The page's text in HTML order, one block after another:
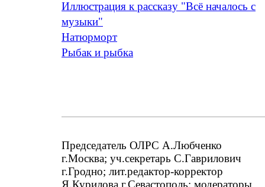
Иллюстрация к рассказу "Всё началось с
музыки"
Натюрморт
Рыбак и рыбка
Председатель ОЛРС А.Любченко
г.Москва; уч.секретарь С.Гаврилович
г.Гродно; лит.редактор-корректор